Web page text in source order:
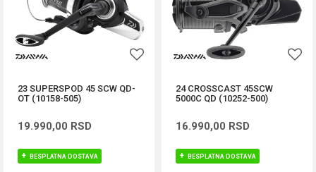
23 SUPERSPOD 45 SCW QD-
OT (10158-505)
19.990,00 RSD
BESPLATNA DOSTAVA
24 CROSSCAST 45SCW
5000C QD (10252-500)
16.990,00 RSD
BESPLATNA DOSTAVA